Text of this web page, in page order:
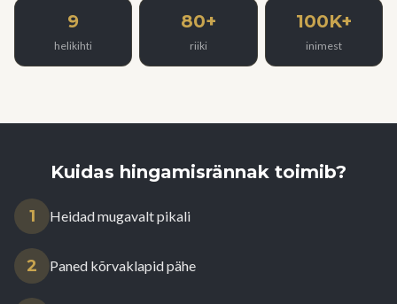
9
helikihti
80+
riiki
100K+
inimest
Kuidas hingamisrännak toimib?
1 Heidad mugavalt pikali
2 Paned kõrvaklapid pähe